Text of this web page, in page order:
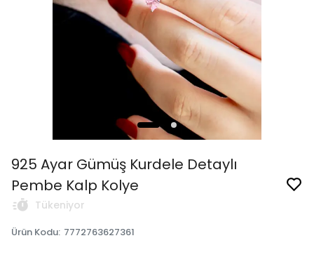
925 Ayar Gümüş Kurdele Detaylı
Pembe Kalp Kolye
Tükeniyor
Ürün Kodu: 7772763627361